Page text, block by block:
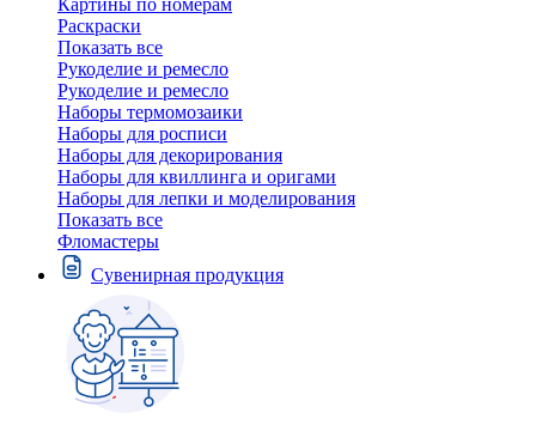
Картины по номерам
Раскраски
Показать все
Рукоделие и ремесло
Рукоделие и ремесло
Наборы термомозаики
Наборы для росписи
Наборы для декорирования
Наборы для квиллинга и оригами
Наборы для лепки и моделирования
Показать все
Фломастеры
Сувенирная продукция